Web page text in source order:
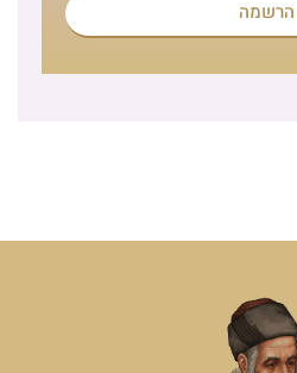
הרשמה